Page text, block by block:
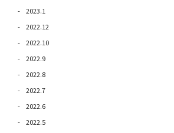
2023.1
2022.12
2022.10
2022.9
2022.8
2022.7
2022.6
2022.5